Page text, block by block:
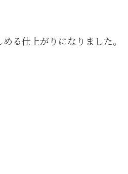
る仕上がりになりました。